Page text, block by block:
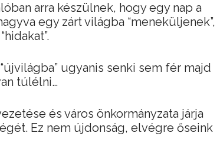
arra készülnek, hogy egy nap a
egy zárt világba “meneküljenek”,
ugyanis senki sem fér majd
túlélni…
és város önkormányzata járja
Ez nem újdonság, elvégre őseink